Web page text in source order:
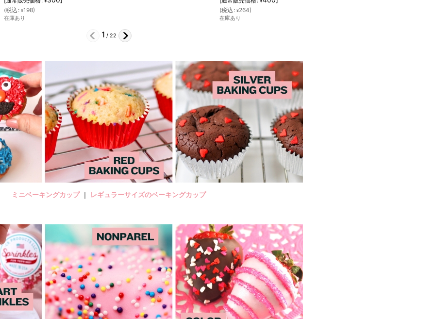
(税込 : ¥264)
在庫あり
(税込 : ¥264)
在庫あり
2 /22
ミニベーキングカップ｜ レギュラーサイズのベーキングカップ